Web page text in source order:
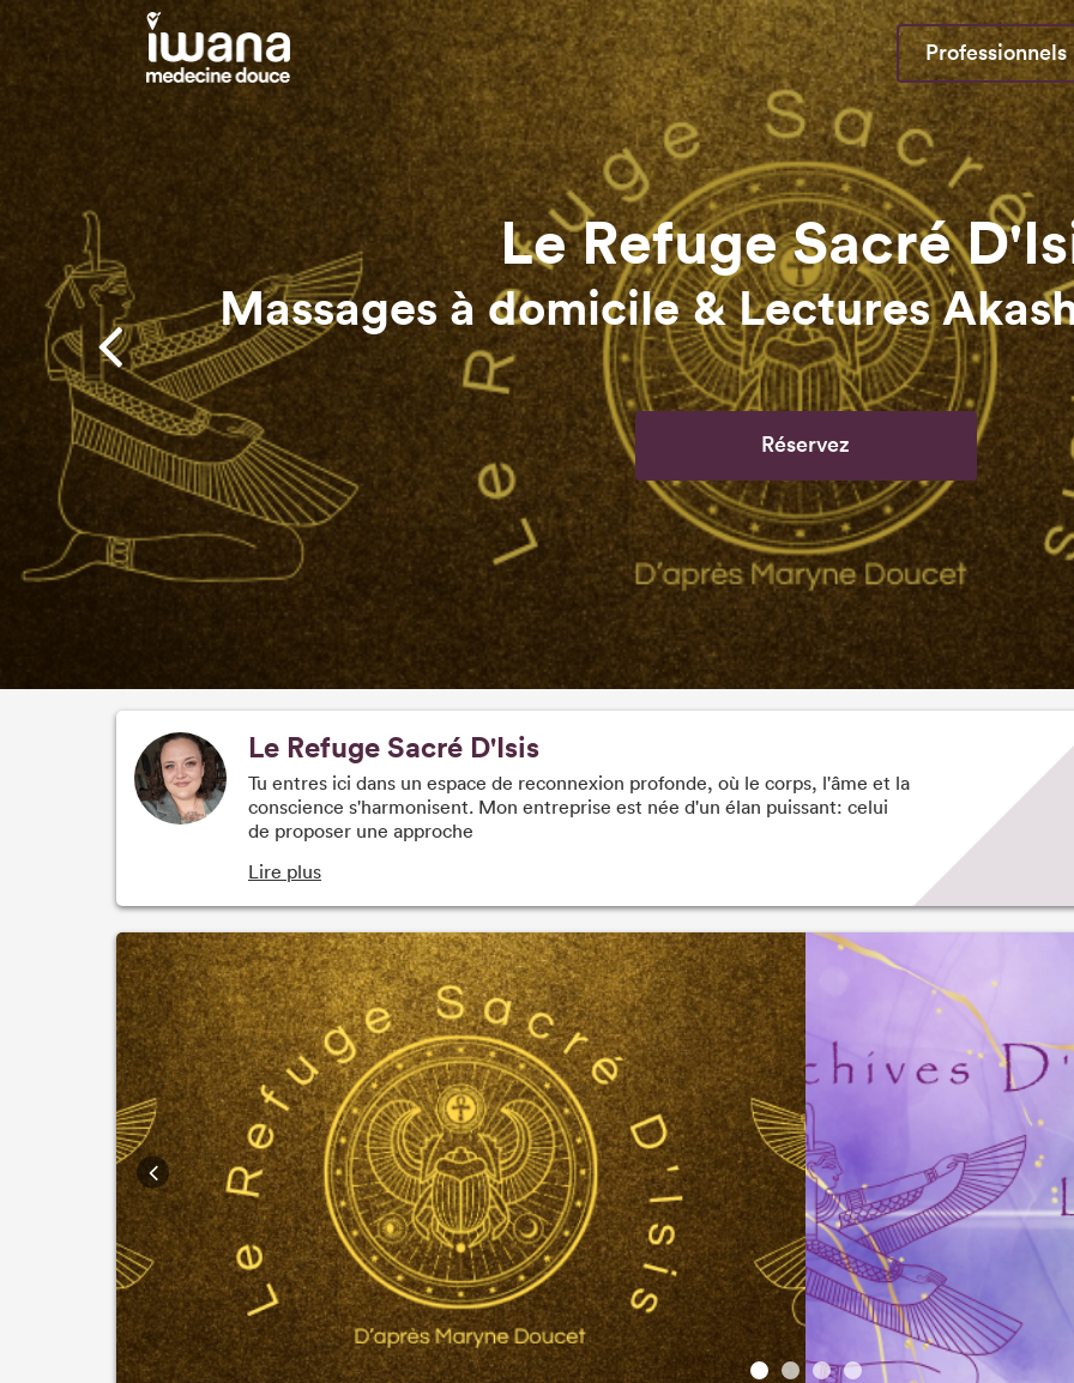
Professionnels
Le Refuge Sacré
Lectures et Séance
Réservez
Le Refuge Sacré D'Isis
Tu entres ici dans un espace de reconnexion profonde, où le corps, l'âme et la
conscience s'harmonisent. Mon entreprise est née d'un élan puissant: celui
de proposer une approche
Lire plus